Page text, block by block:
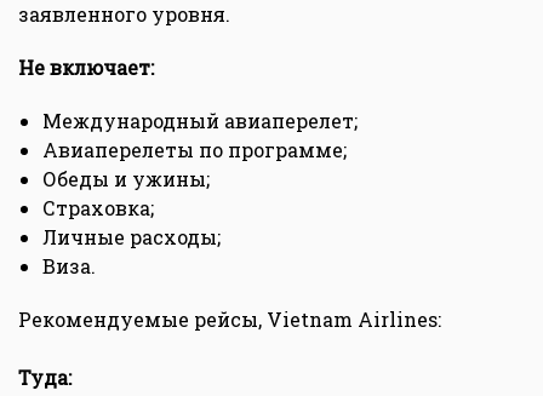
заявленного уровня.
Не включает:
Международный авиаперелет;
Авиаперелеты по программе;
Обеды и ужины;
Страховка;
Личные расходы;
Виза.
Рекомендуемые рейсы, Vietnam Airlines:
Туда: